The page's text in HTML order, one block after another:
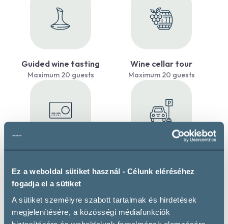
Ez a weboldal sütiket használ - Célunk eléréséhez
fogadja el a sütiket
A sütiket személyre szabott tartalmak és hirdetések
megjelenítésére, a közösségi médiafunkciók
Guided wine tasting
Maximum 20 guests
Wine cellar tour
Maximum 20 guests
Wine types